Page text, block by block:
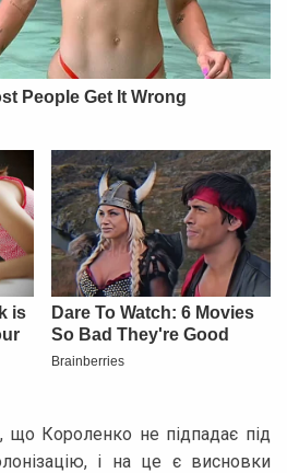
що Короленко не підпадає під
і на це є висновки